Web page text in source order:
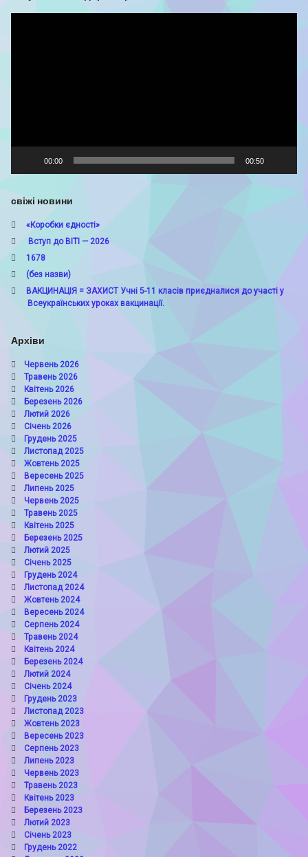
00:00 00:50
свіжі новини
«Коробки єдності»
Вступ до ВІТІ — 2026
1678
(без назви)
ВАКЦИНАЦІЯ = ЗАХИСТ Учні 5-11 класів приєдналися до участі у
Всеукраїнських уроках вакцинації.
Архіви
Червень 2026
Травень 2026
Квітень 2026
Березень 2026
Лютий 2026
Січень 2026
Грудень 2025
Листопад 2025
Жовтень 2025
Вересень 2025
Липень 2025
Червень 2025
Травень 2025
Квітень 2025
Березень 2025
Лютий 2025
Січень 2025
Грудень 2024
Листопад 2024
Жовтень 2024
Вересень 2024
Серпень 2024
Травень 2024
Квітень 2024
Березень 2024
Лютий 2024
Січень 2024
Грудень 2023
Листопад 2023
Жовтень 2023
Вересень 2023
Серпень 2023
Липень 2023
Червень 2023
Травень 2023
Квітень 2023
Березень 2023
Лютий 2023
Січень 2023
Грудень 2022